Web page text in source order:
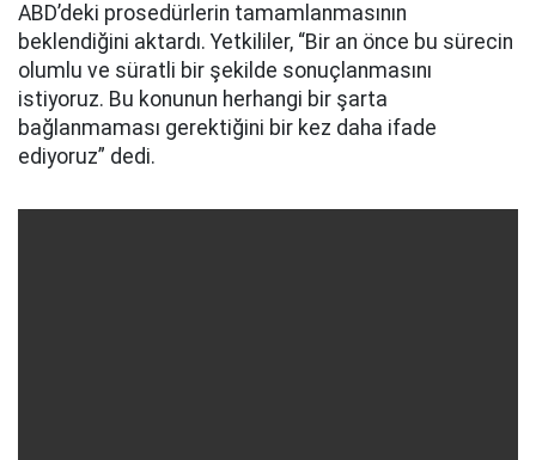
ABD’deki prosedürlerin tamamlanmasının
beklendiğini aktardı. Yetkililer, “Bir an önce bu sürecin
olumlu ve süratli bir şekilde sonuçlanmasını
istiyoruz. Bu konunun herhangi bir şarta
bağlanmaması gerektiğini bir kez daha ifade
ediyoruz” dedi.